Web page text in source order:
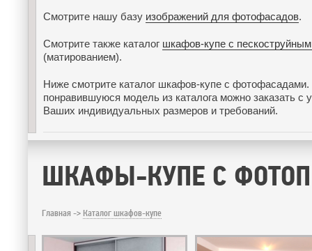
Смотрите нашу базу изображений для фотофасадов.
Смотрите также каталог шкафов-купе с
(матированием).
Ниже смотрите каталог шкафов-купе с
понравившуюся модель из каталога можно заказать с
Ваших индивидуальных размеров и требований.
ШКАФЫ-КУПЕ С
Главная -> Каталог шкафов-купе